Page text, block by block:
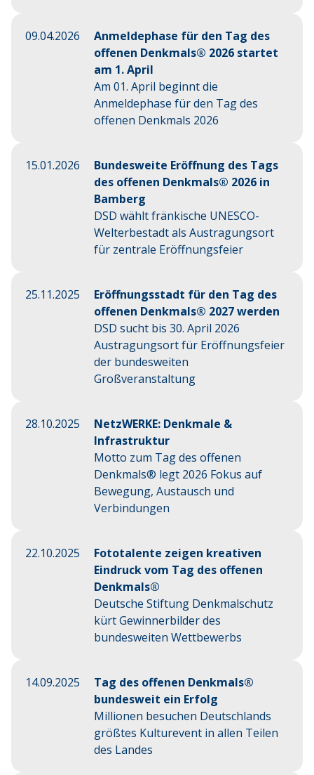
09.04.2026
Anmeldephase für den Tag des
offenen Denkmals® 2026 startet
am 1. April
Am 01. April beginnt die
Anmeldephase für den Tag des
offenen Denkmals 2026
15.01.2026
Bundesweite Eröffnung des Tags
des offenen Denkmals® 2026 in
Bamberg
DSD wählt fränkische UNESCO-
Welterbestadt als Austragungsort
für zentrale Eröffnungsfeier
25.11.2025
Eröffnungsstadt für den Tag des
offenen Denkmals® 2027 werden
DSD sucht bis 30. April 2026
Austragungsort für Eröffnungsfeier
der bundesweiten
Großveranstaltung
28.10.2025
NetzWERKE: Denkmale &
Infrastruktur
Motto zum Tag des offenen
Denkmals® legt 2026 Fokus auf
Bewegung, Austausch und
Verbindungen
22.10.2025
Fototalente zeigen kreativen
Eindruck vom Tag des offenen
Denkmals®
Deutsche Stiftung Denkmalschutz
kürt Gewinnerbilder des
bundesweiten Wettbewerbs
14.09.2025
Tag des offenen Denkmals®
bundesweit ein Erfolg
Millionen besuchen Deutschlands
größtes Kulturevent in allen Teilen
des Landes